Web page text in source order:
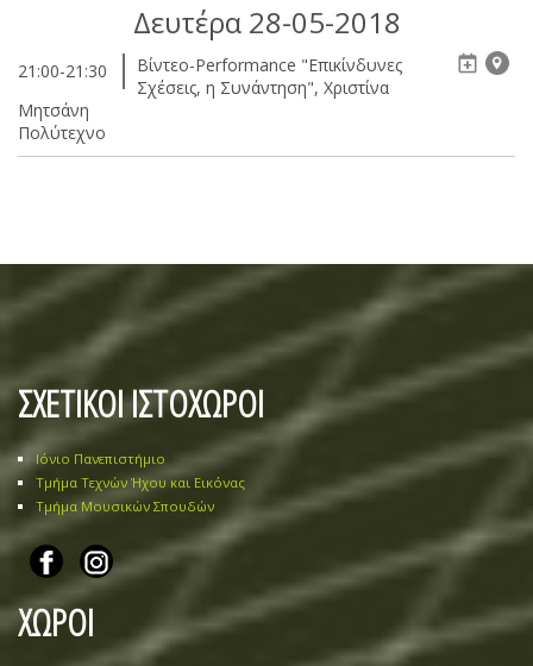
Δευτέρα 28-05-2018
21:00-21:30
Βίντεο-Performance "Επικίνδυνες
Σχέσεις, η Συνάντηση", Χριστίνα
Μητσάνη
Πολύτεχνο
ΣΧΕΤΙΚΟΙ ΙΣΤΟΧΩΡΟΙ
Ιόνιο Πανεπιστήμιο
Τμήμα Τεχνών Ήχου και Εικόνας
Τμήμα Μουσικών Σπουδών
ΧΩΡΟΙ